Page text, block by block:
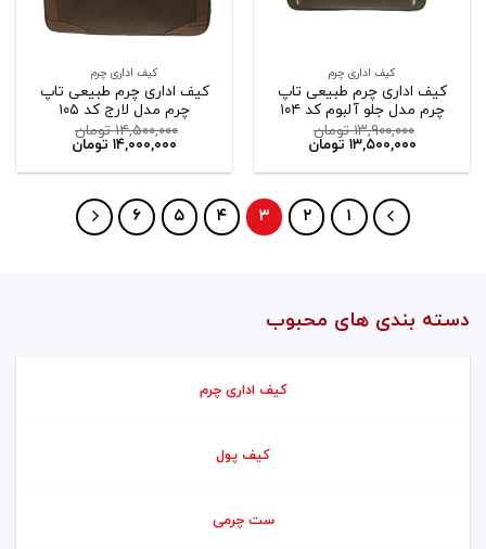
کیف اداری چرم
کیف اداری چرم طبیعی تاپ
چرم مدل جلو آلبوم کد ۱۰۴
۱۳,۹۰۰,۰۰۰ تومان
۱۳,۵۰۰,۰۰۰ تومان
کیف اداری چرم
کیف اداری چرم طبیعی تاپ
چرم مدل لارج کد ۱۰۵
۱۴,۵۰۰,۰۰۰ تومان
۱۴,۰۰۰,۰۰۰ تومان
۱ ۲ ۳ ۴ ۵ ۶
دسته بندی های محبوب
کیف اداری چرم
کیف پول
ست چرمی